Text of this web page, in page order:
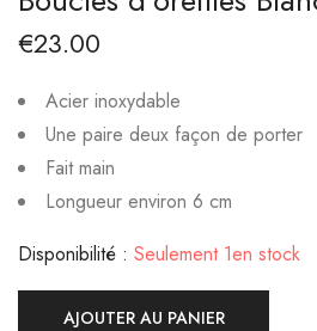
€23.00
Acier inoxydable
Une paire deux façon de porter
Fait main
Longueur environ 6 cm
Disponibilité : Seulement 1en stock
AJOUTER AU PANIER